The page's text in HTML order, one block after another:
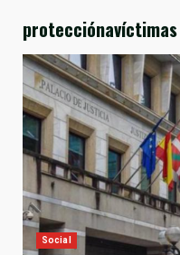
protecciónavíctimas
Social